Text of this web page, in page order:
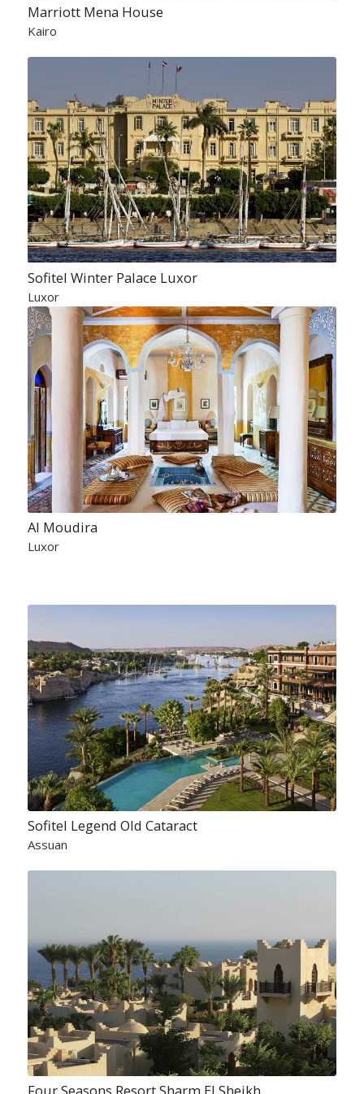
Marriott Mena House
Kairo
Sofitel Winter Palace Luxor
Luxor
Al Moudira
Luxor
Sofitel Legend Old Cataract
Assuan